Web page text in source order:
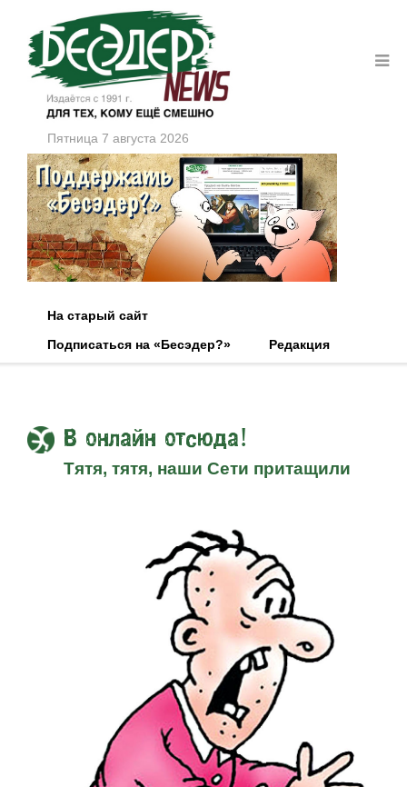
Пятница 7 августа 2026
На старый сайт
Подписаться на «Бесэдер?»
Редакция
В онлайн отсюда!
Тятя, тятя, наши Сети притащили